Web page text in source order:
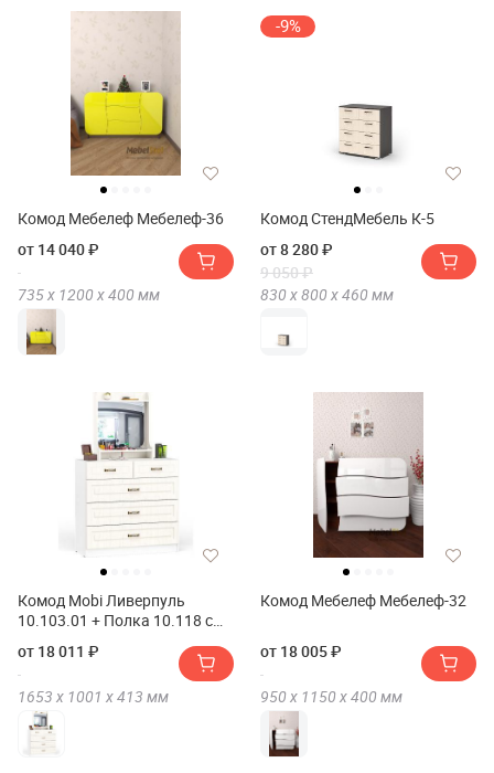
Комод Мебелеф Мебелеф-36
от 14 040 ₽
735 х 1200 х400 мм
-9%
Комод СтендМебель К-5
от 8 280 ₽
9 050 ₽
830 х800 х460 мм
Комод Mobi Ливерпуль
10.103.01 + Полка 10.118 с
от 18 011 ₽
1653 х 1001 х413 мм
Комод Мебелеф Мебелеф-32
от 18 005 ₽
950 х 1150 х400 мм